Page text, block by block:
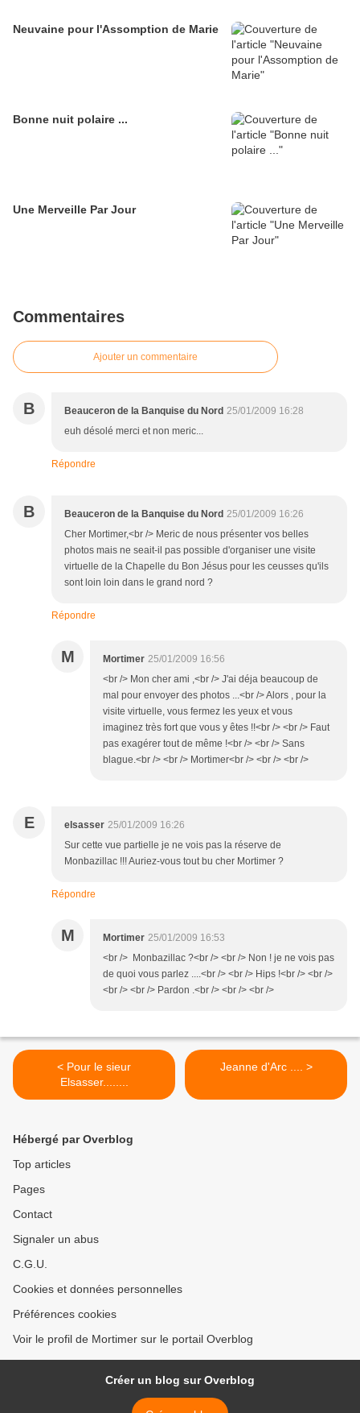
Neuvaine pour l'Assomption de Marie
Bonne nuit polaire ...
Une Merveille Par Jour
Commentaires
Ajouter un commentaire
B Beauceron de la Banquise du Nord 25/01/2009 16:28
euh désolé merci et non meric...
Répondre
B Beauceron de la Banquise du Nord 25/01/2009 16:26
Cher Mortimer,<br /> Meric de nous présenter vos belles
photos mais ne seait-il pas possible d'organiser une visite
virtuelle de la Chapelle du Bon Jésus pour les ceusses qu'ils
sont loin loin dans le grand nord ?
Répondre
M Mortimer 25/01/2009 16:56
<br /> Mon cher ami ,<br /> J'ai déja beaucoup de
mal pour envoyer des photos ...<br /> Alors , pour la
visite virtuelle, vous fermez les yeux et vous
imaginez très fort que vous y êtes !!<br /> <br /> Faut
pas exagérer tout de même !<br /> <br /> Sans
blague.<br /> <br /> Mortimer<br /> <br /> <br />
E elsasser 25/01/2009 16:26
Sur cette vue partielle je ne vois pas la réserve de
Monbazillac !!! Auriez-vous tout bu cher Mortimer ?
Répondre
M Mortimer 25/01/2009 16:53
<br /> Monbazillac ?<br /> <br /> Non ! je ne vois pas
de quoi vous parlez ....<br /> <br /> Hips !<br /> <br />
<br /> <br /> Pardon .<br /> <br /> <br />
< Pour le sieur
Elsasser........
Jeanne d'Arc .... >
Hébergé par Overblog
Top articles
Pages
Contact
Signaler un abus
C.G.U.
Cookies et données personnelles
Préférences cookies
Voir le profil de Mortimer sur le portail Overblog
Créer un blog sur Overblog